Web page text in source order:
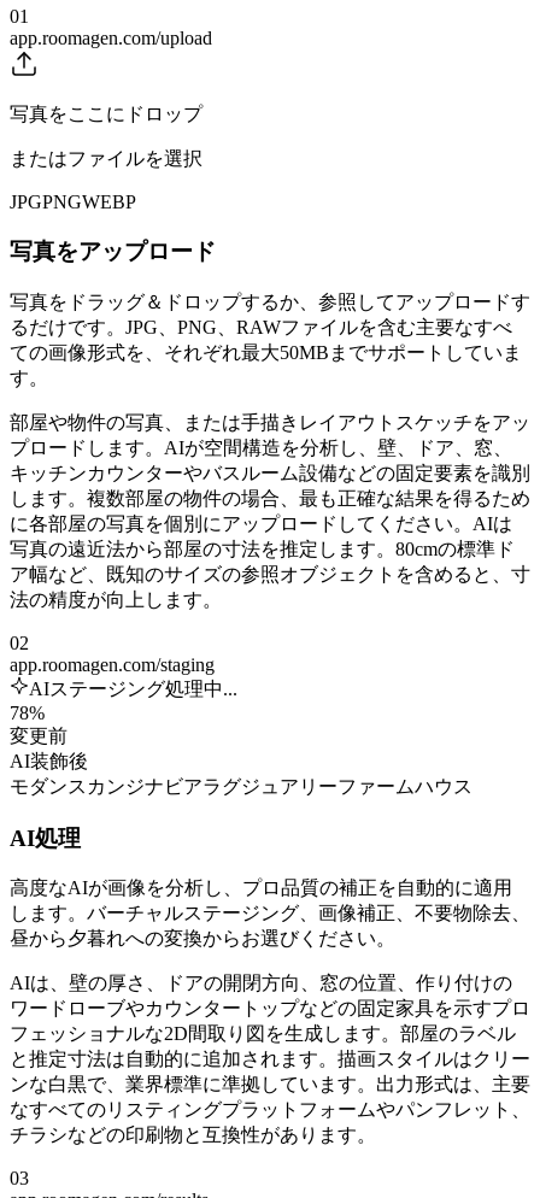
01
app.roomagen.com/upload
写真をここにドロップ
またはファイルを選択
JPGPNGWEBP
写真をアップロード
写真をドラッグ＆ドロップするか、参照してアップロードす
るだけです。JPG、PNG、RAWファイルを含む主要なすべ
ての画像形式を、それぞれ最大50MBまでサポートしていま
す。
部屋や物件の写真、または手描きレイアウトスケッチをアッ
プロードします。AIが空間構造を分析し、壁、ドア、窓、
キッチンカウンターやバスルーム設備などの固定要素を識別
します。複数部屋の物件の場合、最も正確な結果を得るため
に各部屋の写真を個別にアップロードしてください。AIは
写真の遠近法から部屋の寸法を推定します。80cmの標準ド
ア幅など、既知のサイズの参照オブジェクトを含めると、寸
法の精度が向上します。
02
app.roomagen.com/staging
AIステージング処理中...
78%
変更前
AI装飾後
モダンスカンジナビアラグジュアリーファームハウス
AI処理
高度なAIが画像を分析し、プロ品質の補正を自動的に適用
します。バーチャルステージング、画像補正、不要物除去、
昼から夕暮れへの変換からお選びください。
AIは、壁の厚さ、ドアの開閉方向、窓の位置、作り付けの
ワードローブやカウンタートップなどの固定家具を示すプロ
フェッショナルな2D間取り図を生成します。部屋のラベル
と推定寸法は自動的に追加されます。描画スタイルはクリー
ンな白黒で、業界標準に準拠しています。出力形式は、主要
なすべてのリスティングプラットフォームやパンフレット、
チラシなどの印刷物と互換性があります。
03